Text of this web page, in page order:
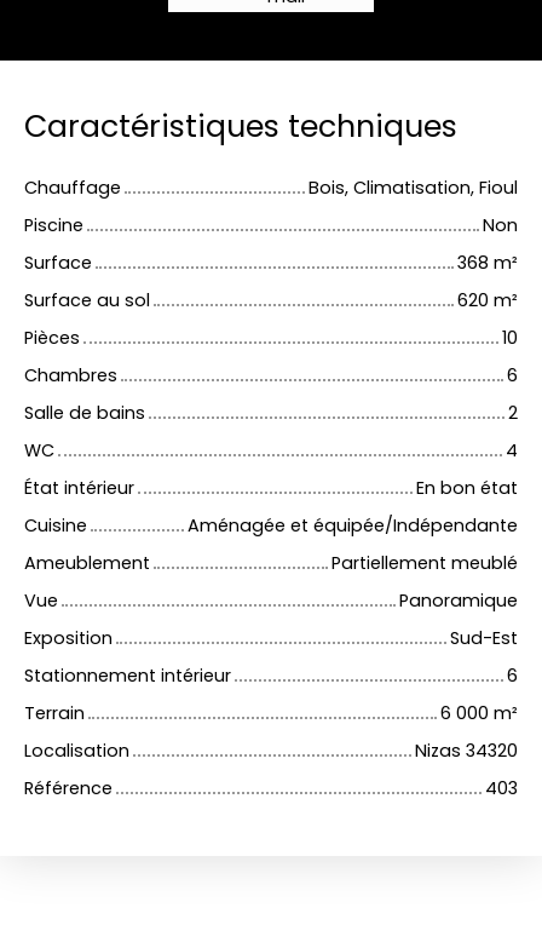
Caractéristiques techniques
Chauffage
Bois, Climatisation, Fioul
Piscine
Non
Surface
368 m²
Surface au sol
620 m²
Pièces
10
Chambres
6
Salle de bains
2
WC
4
État intérieur
En bon état
Cuisine
Aménagée et équipée/Indépendante
Ameublement
Partiellement meublé
Vue
Panoramique
Exposition
Sud-Est
Stationnement intérieur
6
Terrain
6 000 m²
Localisation
Nizas 34320
Référence
403